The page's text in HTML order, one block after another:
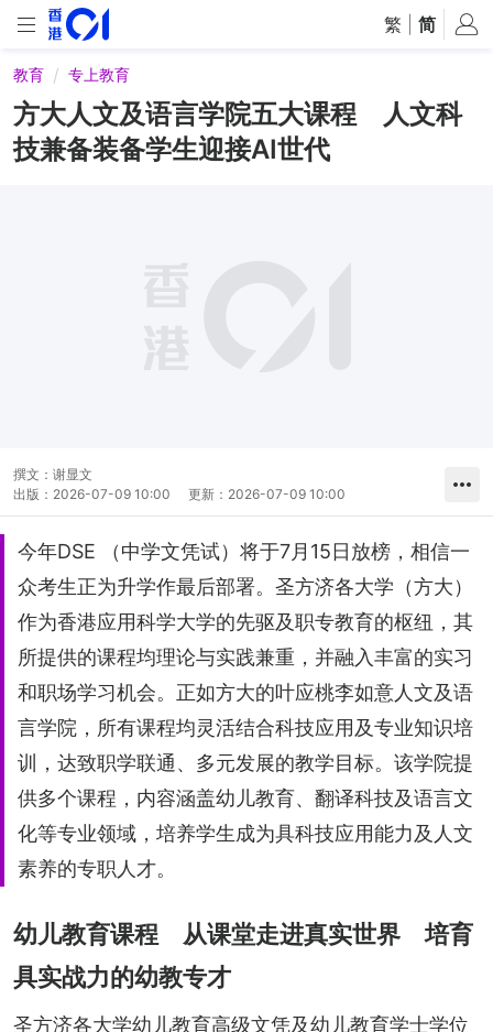
繁 简
教育 专上教育
方大人文及语言学院五大课程 人文科
技兼备装备学生迎接AI世代
撰文： 谢显文
出版： 2026-07-09 10:00 更新： 2026-07-09 10:00
今年DSE （中学文凭试）将于7月15日放榜，相信一
众考生正为升学作最后部署。圣方济各大学（方大）
作为香港应用科学大学的先驱及职专教育的枢纽，其
所提供的课程均理论与实践兼重，并融入丰富的实习
和职场学习机会。正如方大的叶应桃李如意人文及语
言学院，所有课程均灵活结合科技应用及专业知识培
训，达致职学联通、多元发展的教学目标。该学院提
供多个课程，内容涵盖幼儿教育、翻译科技及语言文
化等专业领域，培养学生成为具科技应用能力及人文
素养的专职人才。
幼儿教育课程 从课堂走进真实世界 培育
具实战力的幼教专才
圣方济各大学幼儿教育高级文凭及幼儿教育学士学位